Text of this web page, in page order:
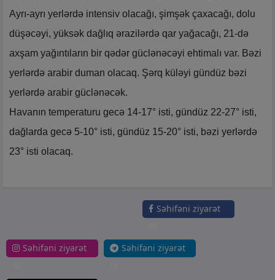
Ayrı-ayrı yerlərdə intensiv olacağı, şimşək çaxacağı, dolu
düşəcəyi, yüksək dağlıq ərazilərdə qar yağacağı, 21-də
axşam yağıntıların bir qədər güclənəcəyi ehtimalı var. Bəzi
yerlərdə arabir duman olacaq. Şərq küləyi gündüz bəzi
yerlərdə arabir güclənəcək.
Havanın temperaturu gecə 14-17° isti, gündüz 22-27° isti,
dağlarda gecə 5-10° isti, gündüz 15-20° isti, bəzi yerlərdə
23° isti olacaq.
Səhifəni ziyarət
Səhifəni ziyarət
Səhifəni ziyarət